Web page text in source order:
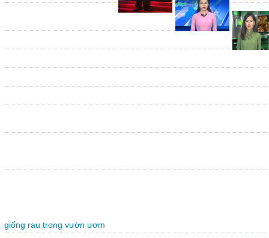
giống rau trong vườn ươm